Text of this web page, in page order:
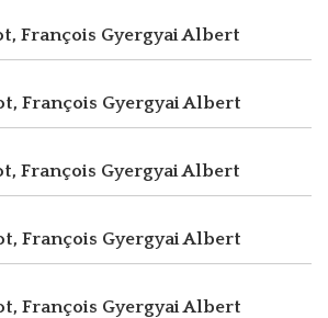
François Gyergyai Albert
François Gyergyai Albert
François Gyergyai Albert
François Gyergyai Albert
François Gyergyai Albert